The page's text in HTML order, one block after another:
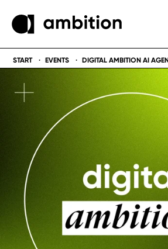
START EVENTS DIGITAL AMBITION AI